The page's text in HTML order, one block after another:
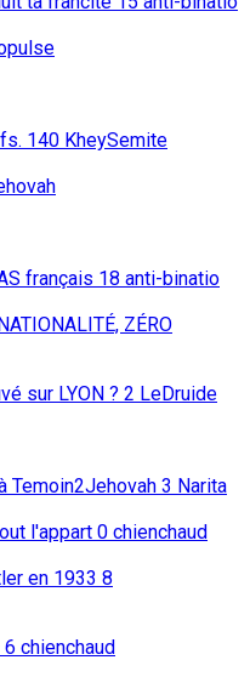
140 KheySemite
français 18 anti-binatio
ZÉRO
sur LYON ? 2 LeDruide
Temoin2Jehovah 3 Narita
l'appart 0 chienchaud
en 1933 8
6 chienchaud